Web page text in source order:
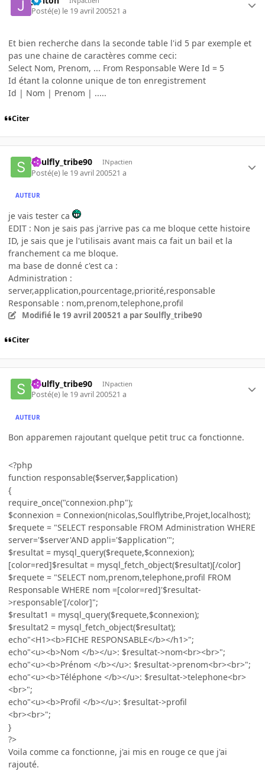
Posté(e) le 19 avril 200521 a
Et bien recherche dans la seconde table l'id 5 par exemple et
pas une chaine de caractères comme ceci:
Select Nom, Prenom, ... From Responsable Were Id = 5
Id étant la colonne unique de ton enregistrement
Id | Nom | Prenom | .....
Citer
Soulfly_tribe90 INpactien
Posté(e) le 19 avril 200521 a
AUTEUR
je vais tester ca
EDIT : Non je sais pas j'arrive pas ca me bloque cette histoire
ID, je sais que je l'utilisais avant mais ca fait un bail et la
franchement ca me bloque.
ma base de donné c'est ca :
Administration :
server,application,pourcentage,priorité,responsable
Responsable : nom,prenom,telephone,profil
Modifié le 19 avril 200521 a par Soulfly_tribe90
Citer
Soulfly_tribe90 INpactien
Posté(e) le 19 avril 200521 a
AUTEUR
Bon apparemen rajoutant quelque petit truc ca fonctionne.
<?php
function responsable($server,$application)
{
require_once("connexion.php");
$connexion = Connexion(nicolas,Soulflytribe,Projet,localhost);
$requete = "SELECT responsable FROM Administration WHERE
server='$server'AND appli='$application'";
$resultat = mysql_query($requete,$connexion);
[color=red]$resultat = mysql_fetch_object($resultat)[/color]
$requete = "SELECT nom,prenom,telephone,profil FROM
Responsable WHERE nom =[color=red]'$resultat-
>responsable'[/color]";
$resultat1 = mysql_query($requete,$connexion);
$resultat2 = mysql_fetch_object($resultat);
echo"<H1><b>FICHE RESPONSABLE</b></h1>";
echo"<u><b>Nom </b></u>: $resultat->nom<br><br>";
echo"<u><b>Prénom </b></u>: $resultat->prenom<br><br>";
echo"<u><b>Téléphone </b></u>: $resultat->telephone<br>
<br>";
echo"<u><b>Profil </b></u>: $resultat->profil
<br><br>";
}
?>
Voila comme ca fonctionne, j'ai mis en rouge ce que j'ai
rajouté.